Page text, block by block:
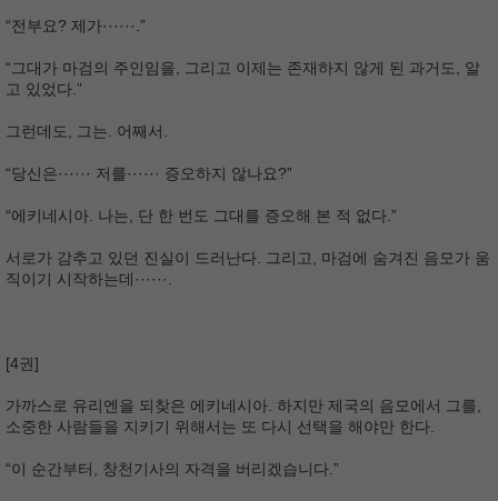
“전부요? 제가······.”
“그대가 마검의 주인임을, 그리고 이제는 존재하지 않게 된 과거도, 알
고 있었다.”
그런데도, 그는. 어째서.
“당신은······ 저를······ 증오하지 않나요?”
“에키네시아. 나는, 단 한 번도 그대를 증오해 본 적 없다.”
서로가 감추고 있던 진실이 드러난다. 그리고, 마검에 숨겨진 음모가 움
직이기 시작하는데······.
[4권]
가까스로 유리엔을 되찾은 에키네시아. 하지만 제국의 음모에서 그를,
소중한 사람들을 지키기 위해서는 또 다시 선택을 해야만 한다.
“이 순간부터, 창천기사의 자격을 버리겠습니다.”